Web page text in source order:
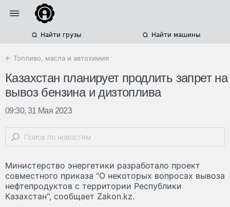
Найти грузы Найти машины
← Топливо, масла и автохимия
Казахстан планирует продлить запрет на
вывоз бензина и дизтоплива
09:30, 31 Мая 2023
Министерство энергетики разработало проект
совместного приказа "О некоторых вопросах вывоза
нефтепродуктов с территории Республики
Казахстан", сообщает Zakon.kz.